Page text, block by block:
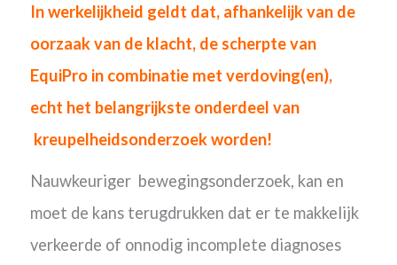
In werkelijkheid geldt dat, afhankelijk van de
oorzaak van de klacht, de scherpte van
EquiPro in combinatie met verdoving(en),
echt het belangrijkste onderdeel van
kreupelheidsonderzoek worden!
Nauwkeuriger bewegingsonderzoek, kan en
moet de kans terugdrukken dat er te makkelijk
verkeerde of onnodig incomplete diagnoses